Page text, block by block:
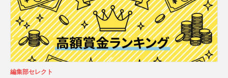
編集部セレクト